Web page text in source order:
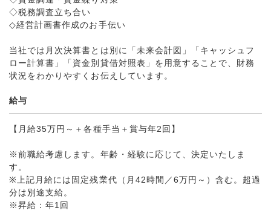
◇税務調査立ち合い
◇経営計画書作成のお手伝い
当社では月次決算書とは別に「未来会計図」「キャッシュフ
ロー計算書」「資金別貸借対照表」を用意することで、財務
状況をわかりやすくお伝えしています。
給与
【月給35万円～＋各種手当＋賞与年2回】
※前職給考慮します。年齢・経験に応じて、決定いたしま
す。
※上記月給には固定残業代（月42時間／6万円～）含む。超過
分は別途支給。
※昇給：年1回